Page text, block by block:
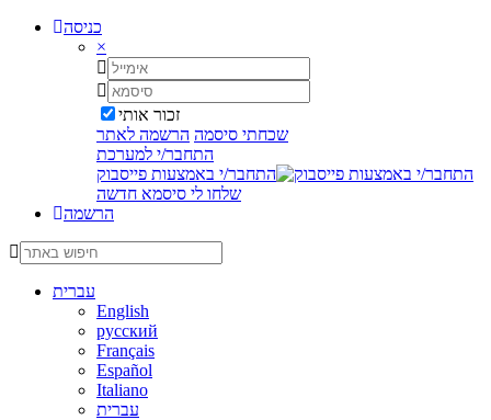
כניסה
×
זכור אותי
שכחתי סיסמה הרשמה לאתר
התחבר/י למערכת
התחבר/י באמצעות פייסבוק
שלחו לי סיסמא חדשה
הרשמה
עברית
English
русский
Français
Español
Italiano
עברית